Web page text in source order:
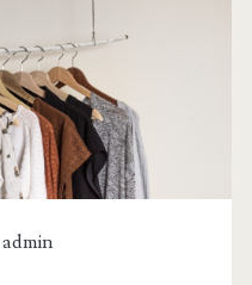
admin